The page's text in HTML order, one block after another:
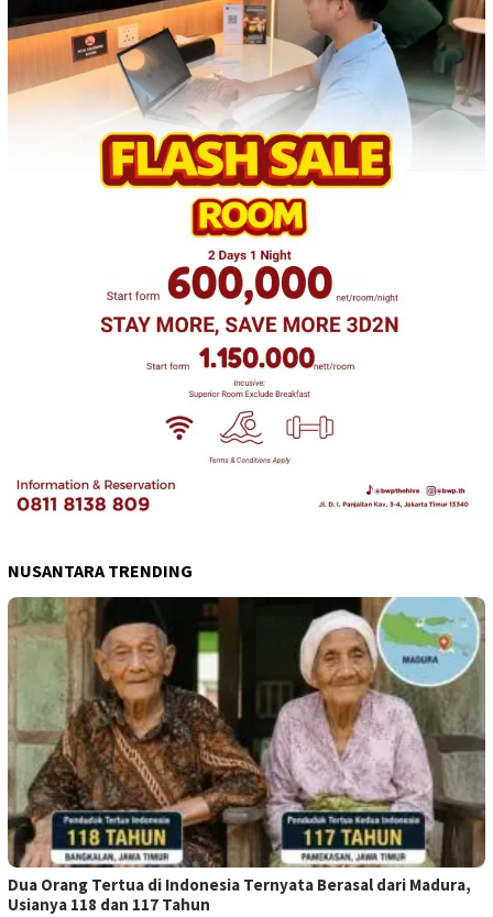
NUSANTARA TRENDING
Dua Orang Tertua di Indonesia Ternyata Berasal dari Madura,
Usianya 118 dan 117 Tahun